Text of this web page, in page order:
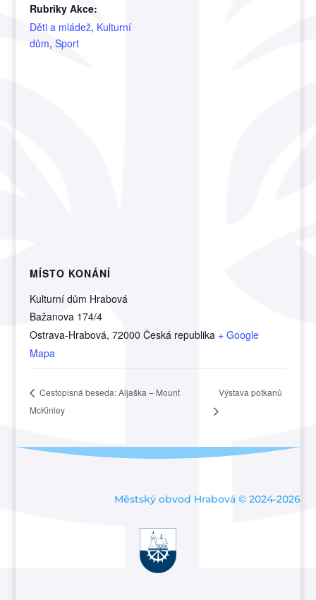
Rubriky Akce:
Děti a mládež, Kulturní
dům,Sport
MÍSTO KONÁNÍ
Kulturní dům Hrabová
Bažanova 174/4
Ostrava-Hrabová, 72000 Česká republika + Google
Mapa
Cestopisná beseda: Aljaška – Mount
McKinley
Výstava potkanů
Městský obvod Hrabová © 2024-2026